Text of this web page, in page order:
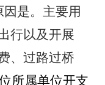
因是。主要用
行以及开展
、过路过桥
所属单位开支